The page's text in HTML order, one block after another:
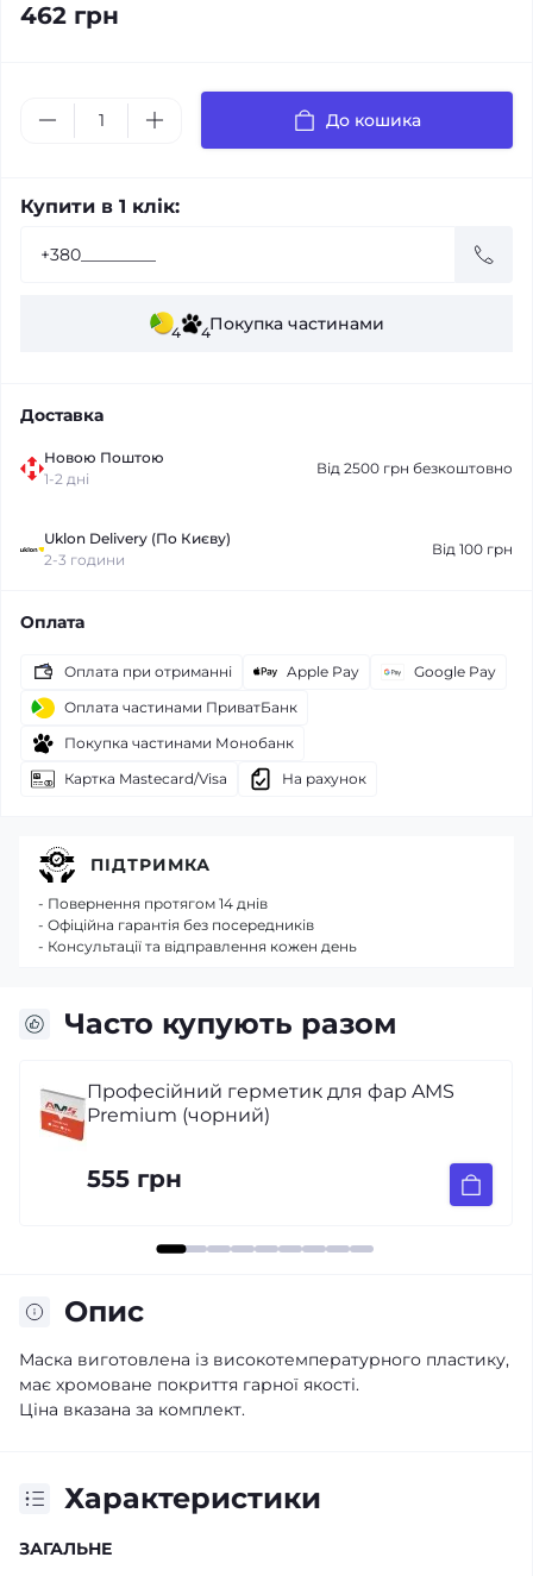
462 грн
До кошика
Купити в 1 клік:
4 4Покупка частинами
Доставка
Новою Поштою
1-2 дні
Від 2500 грн безкоштовно
Uklon Delivery (По Києву)
2-3 години
Від 100 грн
Оплата
Оплата при отриманні Apple Pay
Google Pay
Оплата частинами ПриватБанк
Покупка частинами Монобанк
Картка Mastecard/Visa
На рахунок
Часто купують разом
фар AMS Маски для лінз Slim 3,0
Опис
Маска виготовлена ​​із високотемпературного пластику,
має хромоване покриття гарної якості.
Ціна вказана за комплект.
Характеристики
ЗАГАЛЬНЕ
ПІДТРИМКА
- Повернення протягом 14 днів
- Офіційна гарантія без посередників
- Консультації та відправлення кожен день